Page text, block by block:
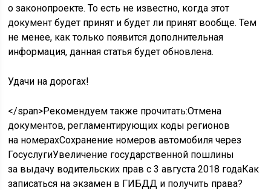
о законопроекте. То есть не известно, когда этот
документ будет принят и будет ли принят вообще. Тем
не менее, как только появится дополнительная
информация, данная статья будет обновлена.
Удачи на дорогах!
</span>Рекомендуем также прочитать:Отмена
документов, регламентирующих коды регионов
на номерахСохранение номеров автомобиля через
ГосуслугиУвеличение государственной пошлины
за выдачу водительских прав с 3 августа 2018 годаКак
записаться на экзамен в ГИБДД и получить права?